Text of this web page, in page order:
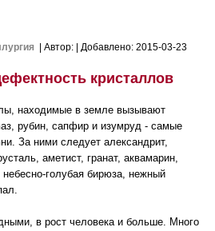
| Автор: | Добавлено: 2015-03-23
кристаллов
находимые в земле вызывают
рубин, сапфир и изумруд - самые
За ними следует александрит,
аметист, гранат, аквамарин,
голубая бирюза, нежный
в рост человека и больше. Много